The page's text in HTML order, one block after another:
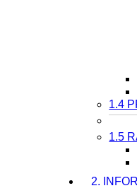
1.4
1.5
2.